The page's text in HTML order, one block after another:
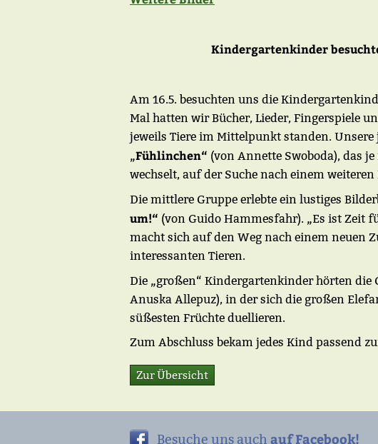
Kindergartenkinder
Am 16.5. besuchten uns die
Mal hatten wir Bücher, Lieder, Fingerspiele
jeweils Tiere im Mittelpunkt standen.
„Fühlinchen“ (von Annette Swoboda), das
wechselt, auf der Suche nach einem
Die mittlere Gruppe erlebte ein lustiges
um!“ (von Guido Hammesfahr). „Es ist Zeit
macht sich auf den Weg nach einem neuen
interessanten Tieren.
Die „großen“ Kindergartenkinder hörten die
Anuska Allepuz), in der sich die großen
süßesten Früchte duellieren.
Zum Abschluss bekam jedes Kind passend
Zur Übersicht
Besuche uns auch auf Facebook!